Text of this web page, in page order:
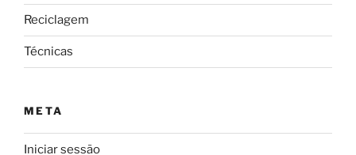
Reciclagem
Técnicas
META
Iniciar sessão